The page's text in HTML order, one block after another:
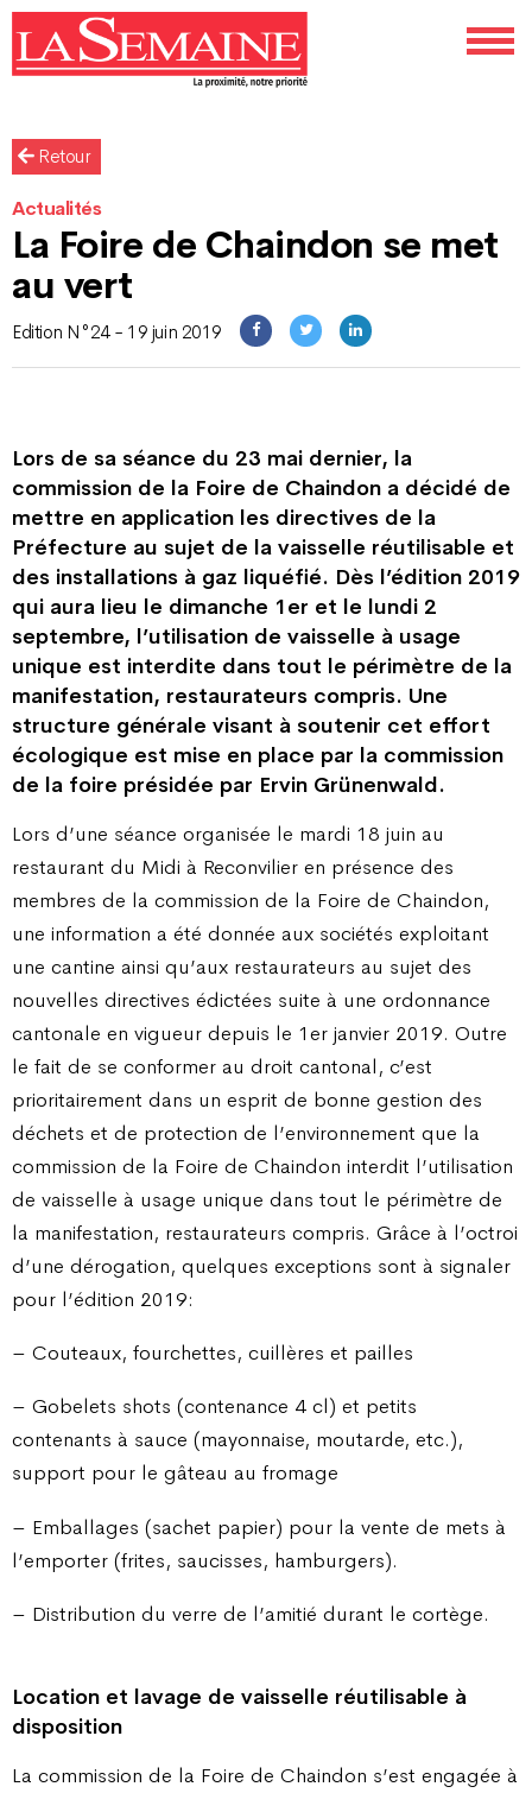
Retour
Actualités
La Foire de Chaindon se met
au vert
Edition N°24 - 19 juin 2019
Lors de sa séance du 23 mai dernier, la
commission de la Foire de Chaindon a décidé de
mettre en application les directives de la
Préfecture au sujet de la vaisselle réutilisable et
des installations à gaz liquéfié. Dès l’édition 2019
qui aura lieu le dimanche 1er et le lundi 2
septembre, l’utilisation de vaisselle à usage
unique est interdite dans tout le périmètre de la
manifestation, restaurateurs compris. Une
structure générale visant à soutenir cet effort
écologique est mise en place par la commission
de la foire présidée par Ervin Grünenwald.
Lors d’une séance organisée le mardi 18 juin au
restaurant du Midi à Reconvilier en présence des
membres de la commission de la Foire de Chaindon,
une information a été donnée aux sociétés exploitant
une cantine ainsi qu’aux restaurateurs au sujet des
nouvelles directives édictées suite à une ordonnance
cantonale en vigueur depuis le 1er janvier 2019. Outre
le fait de se conformer au droit cantonal, c’est
prioritairement dans un esprit de bonne gestion des
déchets et de protection de l’environnement que la
commission de la Foire de Chaindon interdit l’utilisation
de vaisselle à usage unique dans tout le périmètre de
la manifestation, restaurateurs compris. Grâce à l’octroi
d’une dérogation, quelques exceptions sont à signaler
pour l’édition 2019:
– Couteaux, fourchettes, cuillères et pailles
– Gobelets shots (contenance 4 cl) et petits
contenants à sauce (mayonnaise, moutarde, etc.),
support pour le gâteau au fromage
– Emballages (sachet papier) pour la vente de mets à
l’emporter (frites, saucisses, hamburgers).
– Distribution du verre de l’amitié durant le cortège.
Location et lavage de vaisselle réutilisable à
disposition
La commission de la Foire de Chaindon s’est engagée à